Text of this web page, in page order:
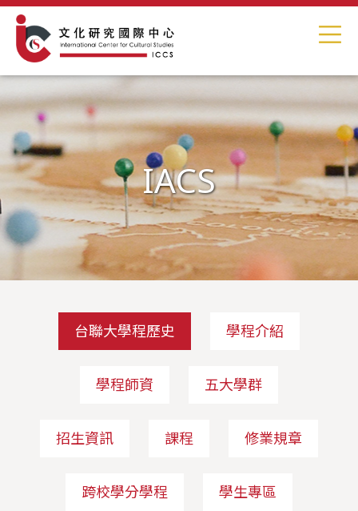
IACS
台聯大學程歷史 學程介紹
學程師資 五大學群
招生資訊 課程 修業規章
跨校學分學程 學生專區